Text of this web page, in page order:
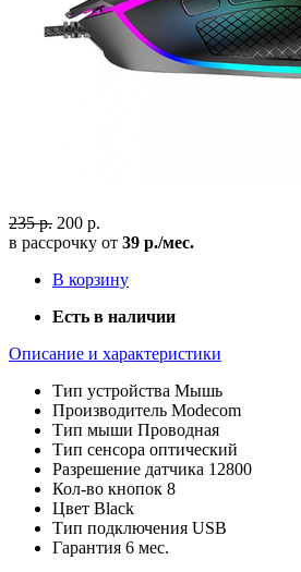
235 р. 200 р.
в рассрочку от 39 р./мес.
В корзину
Есть в наличии
Описание и характеристики
Тип устройства Мышь
Производитель Modecom
Тип мыши Проводная
Тип сенсора оптический
Разрешение датчика 12800
Кол-во кнопок 8
Цвет Black
Тип подключения USB
Гарантия 6 мес.